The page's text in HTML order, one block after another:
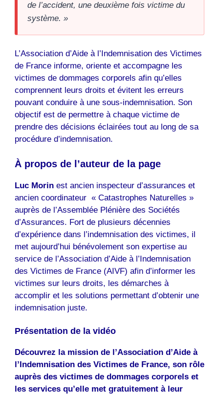
de l’accident, une deuxième fois victime du
système. »
L’Association d’Aide à l’Indemnisation des Victimes
de France informe, oriente et accompagne les
victimes de dommages corporels afin qu’elles
comprennent leurs droits et évitent les erreurs
pouvant conduire à une sous-indemnisation. Son
objectif est de permettre à chaque victime de
prendre des décisions éclairées tout au long de sa
procédure d’indemnisation.
À propos de l’auteur de la page
Luc Morin est ancien inspecteur d’assurances et
ancien coordinateur « Catastrophes Naturelles »
auprès de l’Assemblée Plénière des Sociétés
d’Assurances. Fort de plusieurs décennies
d’expérience dans l’indemnisation des victimes, il
met aujourd’hui bénévolement son expertise au
service de l’Association d’Aide à l’Indemnisation
des Victimes de France (AIVF) afin d’informer les
victimes sur leurs droits, les démarches à
accomplir et les solutions permettant d’obtenir une
indemnisation juste.
Présentation de la vidéo
Découvrez la mission de l’Association d’Aide à
l’Indemnisation des Victimes de France, son rôle
auprès des victimes de dommages corporels et
les services qu’elle met gratuitement à leur